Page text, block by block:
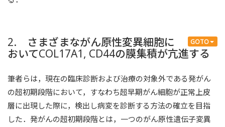
GOTO
2. さまざまながん原性変異細胞に
おいてCOL17A1, CD44の膜集積が亢進する
筆者らは，現在の臨床診断および治療の対象外である発がん
の超初期段階において，すなわち超早期がん細胞が正常上皮
層に出現した際に，検出し病変を診断する方法の確立を目指
した．発がんの超初期段階とは，一つのがん原性遺伝子変異